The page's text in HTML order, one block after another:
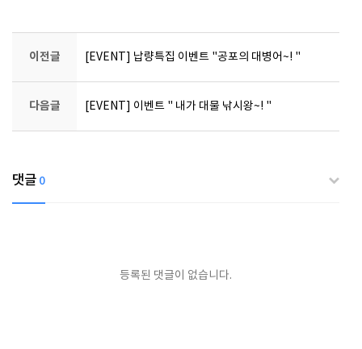
이전글 [EVENT] 납량특집 이벤트 "공포의 대병어~! "
다음글 [EVENT] 이벤트 " 내가 대물 낚시왕~! "
댓글 0
등록된 댓글이 없습니다.